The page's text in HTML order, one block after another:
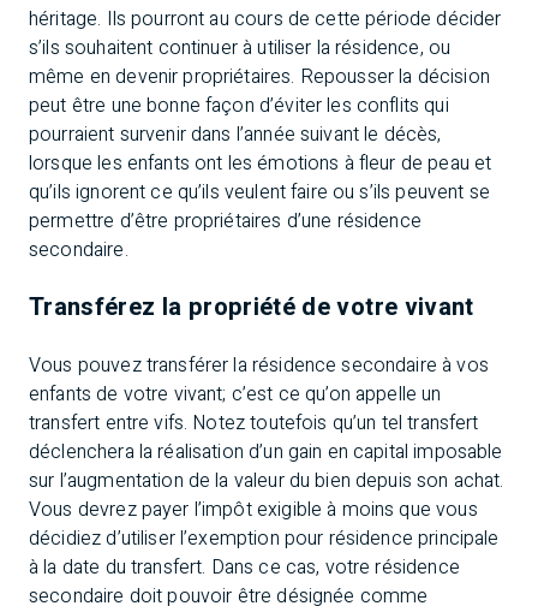
héritage. Ils pourront au cours de cette période décider
s’ils souhaitent continuer à utiliser la résidence, ou
même en devenir propriétaires. Repousser la décision
peut être une bonne façon d’éviter les conflits qui
pourraient survenir dans l’année suivant le décès,
lorsque les enfants ont les émotions à fleur de peau et
qu’ils ignorent ce qu’ils veulent faire ou s’ils peuvent se
permettre d’être propriétaires d’une résidence
secondaire.
Transférez la propriété de votre vivant
Vous pouvez transférer la résidence secondaire à vos
enfants de votre vivant; c’est ce qu’on appelle un
transfert entre vifs. Notez toutefois qu’un tel transfert
déclenchera la réalisation d’un gain en capital imposable
sur l’augmentation de la valeur du bien depuis son achat.
Vous devrez payer l’impôt exigible à moins que vous
décidiez d’utiliser l’exemption pour résidence principale
à la date du transfert. Dans ce cas, votre résidence
secondaire doit pouvoir être désignée comme